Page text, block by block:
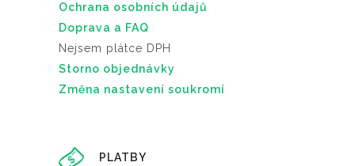
Ochrana osobních údajů
Doprava a FAQ
Nejsem plátce DPH
Storno objednávky
Změna nastavení soukromí
PLATBY